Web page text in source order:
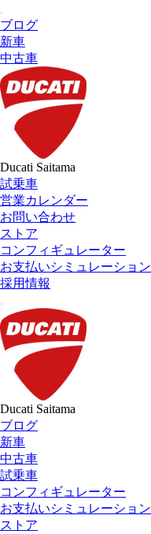
ブログ
新車
中古車
Ducati Saitama
試乗車
営業カレンダー
お問い合わせ
ストア
コンフィギュレーター
お支払いシミュレーション
採用情報
Ducati Saitama
ブログ
新車
中古車
試乗車
コンフィギュレーター
お支払いシミュレーション
ストア